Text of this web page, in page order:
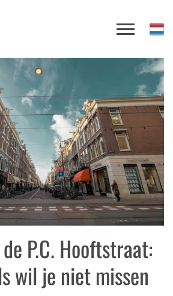
P.C. Hooftstraat:
wil je niet missen